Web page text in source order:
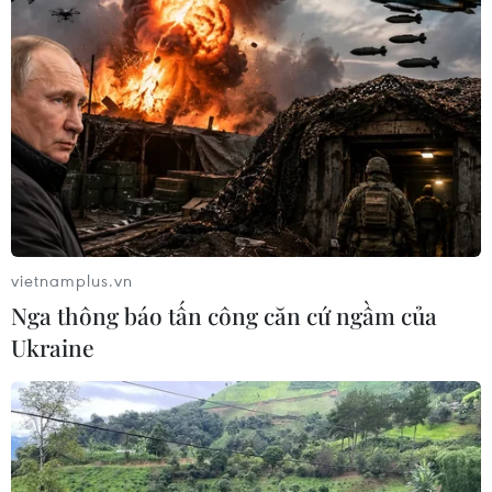
SHB và Đại học Quốc gia TP. HCM thống nhất xây dựng
nền tảng hợp tác vì lợi ích của sinh viên, đặc biệt ngân
hàng này sẽ có các chính sách tuyển dụng ưu tiên đối
với những sinh viên giỏi của trường.
vietnamplus.vn
Nga thông báo tấn công căn cứ ngầm của
Ukraine